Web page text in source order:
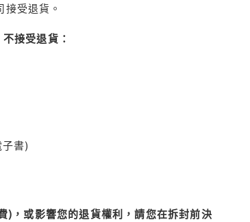
受退貨。
接受退貨：
書)
)，或影響您的退貨權利，請您在拆封前決